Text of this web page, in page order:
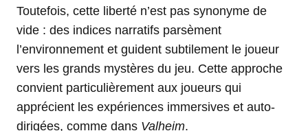
Toutefois, cette liberté n’est pas synonyme de
vide : des indices narratifs parsèment
l’environnement et guident subtilement le joueur
vers les grands mystères du jeu. Cette approche
convient particulièrement aux joueurs qui
apprécient les expériences immersives et auto-
dirigées, comme dans Valheim.